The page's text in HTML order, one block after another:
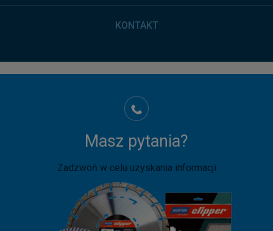
KONTAKT
Masz pytania?
Zadzwoń w celu uzyskania informacji